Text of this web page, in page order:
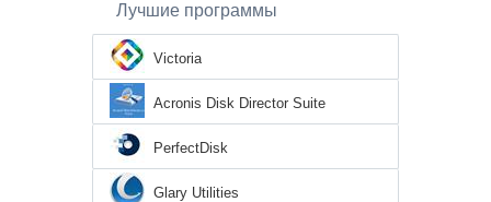
Лучшие программы
Victoria
Acronis Disk Director Suite
PerfectDisk
Glary Utilities